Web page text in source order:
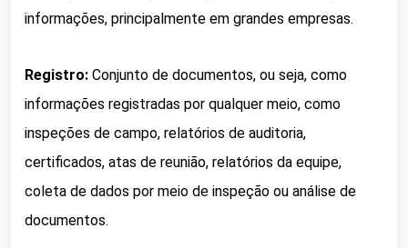
informações, principalmente em grandes empresas.
Registro: Conjunto de documentos, ou seja, como
informações registradas por qualquer meio, como
inspeções de campo, relatórios de auditoria,
certificados, atas de reunião, relatórios da equipe,
coleta de dados por meio de inspeção ou análise de
documentos.